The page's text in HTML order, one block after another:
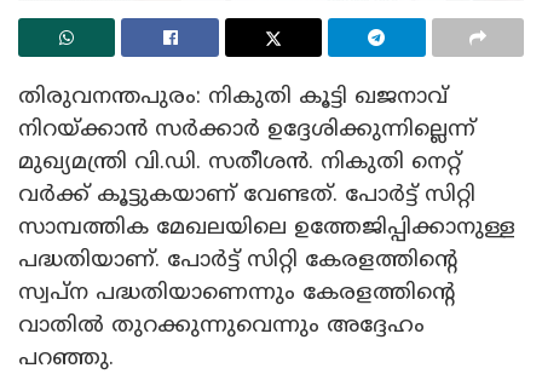
തിരുവനന്തപുരം: നികുതി കൂട്ടി ഖജനാവ്
നിറയ്ക്കാൻ സർക്കാർ ഉദ്ദേശിക്കുന്നില്ലെന്ന്
മുഖ്യമന്ത്രി വി.ഡി. സതീശൻ. നികുതി നെറ്റ്
വർക്ക് കൂട്ടുകയാണ് വേണ്ടത്. പോർട്ട് സിറ്റി
സാമ്പത്തിക മേഖലയിലെ ഉത്തേജിപ്പിക്കാനുള്ള
പദ്ധതിയാണ്. പോർട്ട് സിറ്റി കേരളത്തിൻ്റെ
സ്വപ്ന പദ്ധതിയാണെന്നും കേരളത്തിൻ്റെ
വാതിൽ തുറക്കുന്നുവെന്നും അദ്ദേഹം
പറഞ്ഞു.